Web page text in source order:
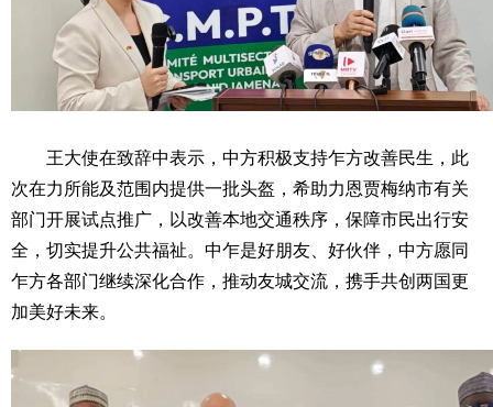
王大使在致辞中表示，中方积极支持乍方改善民生，此
次在力所能及范围内提供一批头盔，希助力恩贾梅纳市有关
部门开展试点推广，以改善本地交通秩序，保障市民出行安
全，切实提升公共福祉。中乍是好朋友、好伙伴，中方愿同
乍方各部门继续深化合作，推动友城交流，携手共创两国更
加美好未来。